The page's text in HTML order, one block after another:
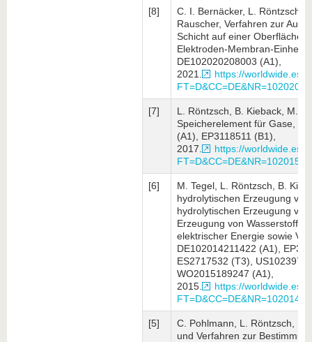
[8]
C. I. Bernäcker, L. Röntzsch,
Rauscher, Verfahren zur
Schicht auf einer Oberfläche
Elektroden-Membran-Einheit
DE102020208003 (A1),
2021.
https://
[7]
L. Röntzsch, B. Kieback, M.
Speicherelement für Gase,
(A1), EP3118511 (B1),
2017.
https://
[6]
M. Tegel, L. Röntzsch, B.
hydrolytischen Erzeugung
hydrolytischen Erzeugung
Erzeugung von Wasserstoff,
elektrischer Energie sowie
DE102014211422 (A1),
ES2717532 (T3),
WO2015189247 (A1),
2015.
https://
[5]
C. Pohlmann, L. Röntzsch, B.
und Verfahren zur